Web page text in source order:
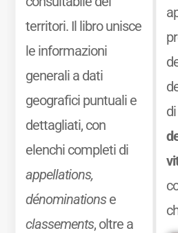
territori. Il libro unisce
le informazioni
generali a dati
geografici puntuali e
dettagliati, con
elenchi completi di
appellations,
dénominationse
classements, oltre a